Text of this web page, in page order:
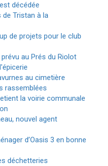
décédée
de Tristan à la
de projets pour le club
au Prés du Riolot
au cimetière
rassemblées
la voirie communale
nouvel agent
d’Oasis 3 en bonne
déchetteries